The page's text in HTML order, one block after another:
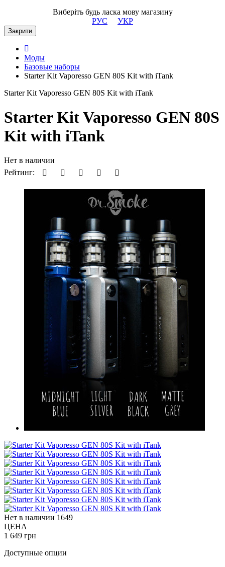
Виберіть будь ласка мову магазину
РУС
УКР
Закрити
Моды
Базовые наборы
Starter Kit Vaporesso GEN 80S Kit with iTank
Starter Kit Vaporesso GEN 80S Kit with iTank
Starter Kit Vaporesso GEN 80S
Kit with iTank
Нет в наличии
Рейтинг:
Нет в наличии 1649
ЦЕНА
1 649 грн
Доступные опции